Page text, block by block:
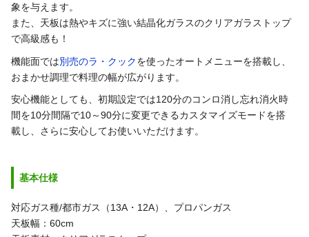
象を与えます。
また、天板は熱やキズに強い結晶化ガラスのクリアガラストップ
で高級感も！
機能面では別売のラ・クックを使ったオートメニューを搭載し、
おまかせ調理で料理の幅が広がります。
安心機能としても、初期設定では120分のコンロ消し忘れ消火時
間を10分間隔で10～90分に変更できるカスタマイズモードを搭
載し、さらに安心してお使いいただけます。
基本仕様
対応ガス種/都市ガス（13A・12A）、プロパンガス
天板幅：60cm